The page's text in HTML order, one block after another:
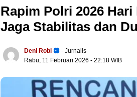
Rapim Polri 2026
Jaga Stabilitas dan
Deni Robi
- Jurnalis
Rabu, 11 Februari 2026 - 22:18 WIB